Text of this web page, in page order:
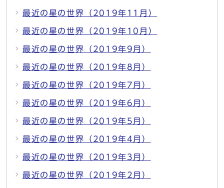
最近の星の世界（2019年11月）
最近の星の世界（2019年10月）
最近の星の世界（2019年9月）
最近の星の世界（2019年8月）
最近の星の世界（2019年7月）
最近の星の世界（2019年6月）
最近の星の世界（2019年5月）
最近の星の世界（2019年4月）
最近の星の世界（2019年3月）
最近の星の世界（2019年2月）